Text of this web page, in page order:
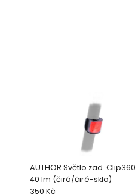
AUTHOR Světlo zad.
40 lm (čirá/čiré-sklo)
350 Kč